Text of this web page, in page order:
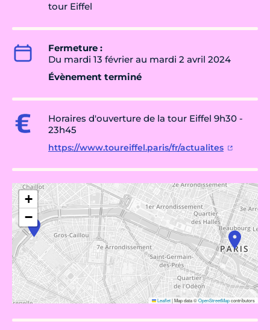
tour Eiffel
Fermeture :
Du mardi 13 février au mardi 2 avril 2024
Évènement terminé
Horaires d'ouverture de la tour Eiffel 9h30 -
23h45
https://www.toureiffel.paris/fr/actualites
+
−
Leaflet|Map data ©OpenStreetMapcontributors